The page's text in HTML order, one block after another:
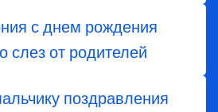
с днем ​​рождения
слез от родителей
поздравления